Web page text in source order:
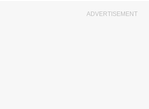
ADVERTISEMENT